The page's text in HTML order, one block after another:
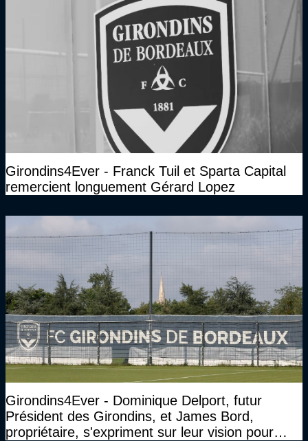
Girondins4Ever - Franck Tuil et Sparta Capital
remercient longuement Gérard Lopez
Girondins4Ever - Dominique Delport, futur
Président des Girondins, et James Bord,
propriétaire, s'expriment sur leur vision pour